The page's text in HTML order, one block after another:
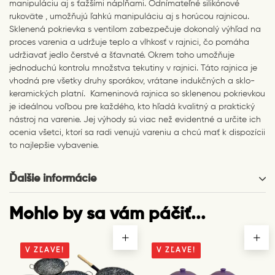
manipuláciu aj s ťažšími náplňami. Odnímateľné silikónové
rukoväte , umožňujú ľahkú manipuláciu aj s horúcou rajnicou.
Sklenená pokrievka s ventilom zabezpečuje dokonalý výhľad na
proces varenia a udržuje teplo a vlhkosť v rajnici, čo pomáha
udržiavať jedlo čerstvé a šťavnaté. Okrem toho umožňuje
jednoduchú kontrolu množstva tekutiny v rajnici. Táto rajnica je
vhodná pre všetky druhy sporákov, vrátane indukčných a sklo-
keramických platní. Kameninová rajnica so sklenenou pokrievkou
je ideálnou voľbou pre každého, kto hľadá kvalitný a praktický
nástroj na varenie. Jej výhody sú viac než evidentné a určite ich
ocenia všetci, ktorí sa radi venujú vareniu a chcú mať k dispozícii
to najlepšie vybavenie.
Ďalšie informácie
Mohlo by sa vám páčiť...
V ZĽAVE! V ZĽAVE!